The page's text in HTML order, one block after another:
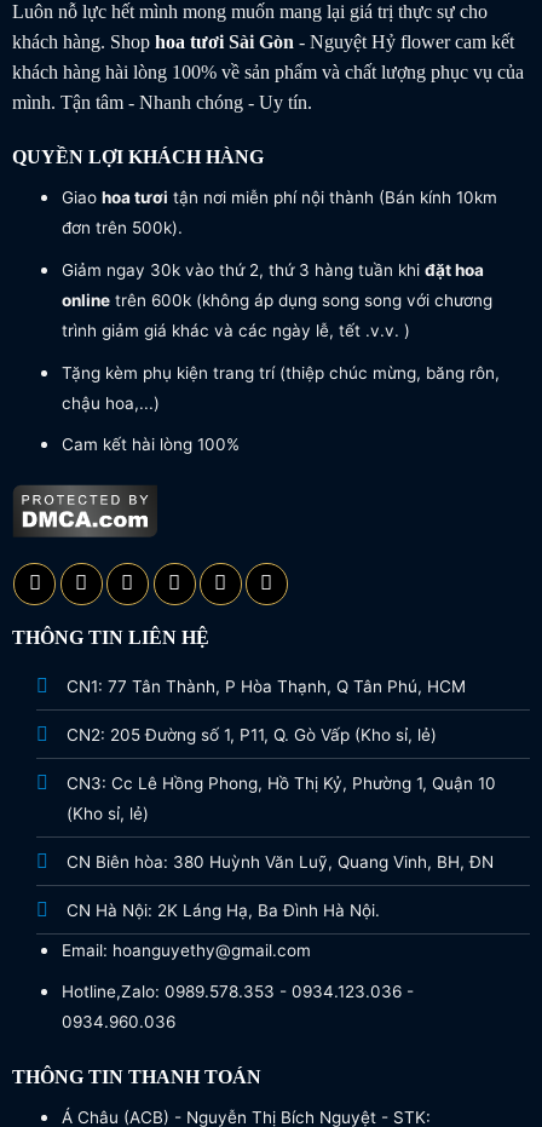
Luôn nỗ lực hết mình mong muốn mang lại giá trị thực sự cho
khách hàng. Shop hoa tươiSài Gòn - Nguyệt Hỷ flower cam kết
khách hàng hài lòng 100% về sản phẩm và chất lượng phục vụ của
mình. Tận tâm - Nhanh chóng - Uy tín.
QUYỀN LỢI KHÁCH HÀNG
Giao hoa tươi tận nơi miễn phí nội thành (Bán kính 10km
đơn trên 500k).
Giảm ngay 30k vào thứ 2, thứ 3 hàng tuần khi đặt hoa
onlinetrên 600k (không áp dụng song song với chương
trình giảm giá khác và các ngày lễ, tết .v.v. )
Tặng kèm phụ kiện trang trí (thiệp chúc mừng, băng rôn,
chậu hoa,...)
Cam kết hài lòng 100%
THÔNG TIN LIÊN HỆ
CN1: 77 Tân Thành, P Hòa Thạnh, Q Tân Phú, HCM
CN2: 205 Đường số 1, P11, Q. Gò Vấp (Kho sỉ, lẻ)
CN3: Cc Lê Hồng Phong, Hồ Thị Kỷ, Phường 1, Quận 10
(Kho sỉ, lẻ)
CN Biên hòa: 380 Huỳnh Văn Luỹ, Quang Vinh, BH, ĐN
CN Hà Nội: 2K Láng Hạ, Ba Đình Hà Nội.
Email: hoanguyethy@gmail.com
Hotline,Zalo: 0989.578.353 - 0934.123.036 -
0934.960.036
THÔNG TIN THANH TOÁN
Á Châu (ACB) - Nguyễn Thị Bích Nguyệt - STK: